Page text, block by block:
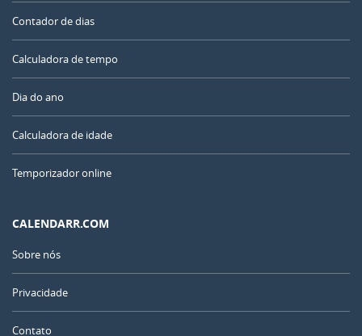
Contador de dias
Calculadora de tempo
Dia do ano
Calculadora de idade
Temporizador online
CALENDARR.COM
Sobre nós
Privacidade
Contato